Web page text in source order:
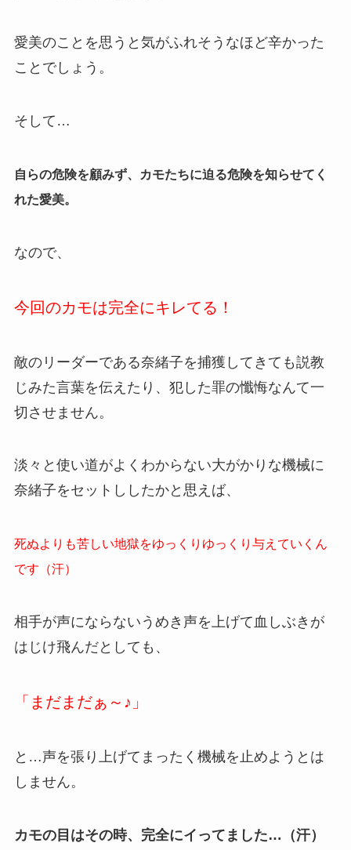
愛美のことを思うと気がふれそうなほど辛かった
ことでしょう。
そして…
自らの危険を顧みず、カモたちに迫る危険を知らせてく
れた愛美。
なので、
今回のカモは完全にキレてる！
敵のリーダーである奈緒子を捕獲してきても説教
じみた言葉を伝えたり、犯した罪の懺悔なんて一
切させません。
淡々と使い道がよくわからない大がかりな機械に
奈緒子をセットししたかと思えば、
死ぬよりも苦しい地獄をゆっくりゆっくり与えていくん
です（汗）
相手が声にならないうめき声を上げて血しぶきが
はじけ飛んだとしても、
「まだまだぁ～♪」
と…声を張り上げてまったく機械を止めようとは
しません。
カモの目はその時、完全にイってました…（汗）